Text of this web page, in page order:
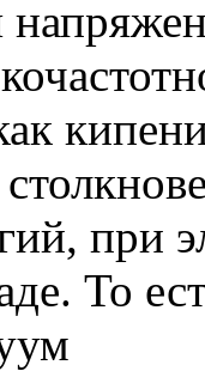
при
То